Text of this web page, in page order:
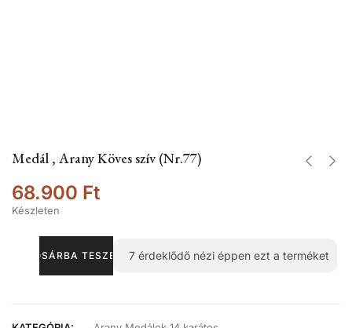
Medál , Arany Köves szív (Nr.77)
68.900 Ft
Készleten
KOSÁRBA TESZEM 7érdeklődő nézi éppen ezt a terméket